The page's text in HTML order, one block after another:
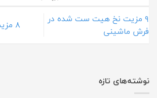
۹ مزیت نخ هیت ست شده در
فرش ماشینی
۸ مزیت برتر فرش مشهد
نوشته‌های تازه